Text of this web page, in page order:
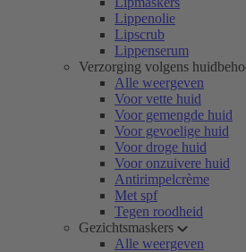
Lippenolie
Lipscrub
Lippenserum
Verzorging volgens
Alle weergeven
Voor vette huid
Voor gemengde huid
Voor gevoelige huid
Voor droge huid
Voor onzuivere huid
Antirimpelcrème
Met spf
Tegen roodheid
Gezichtsmaskers
Alle weergeven